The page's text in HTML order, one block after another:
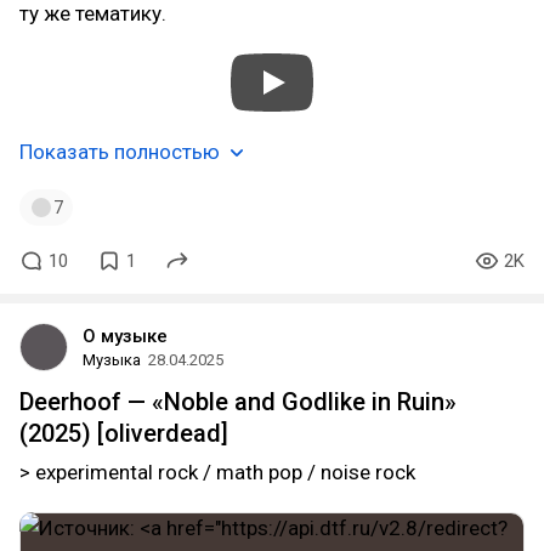
ту же тематику.
Показать полностью
7
10 1 2K
О музыке
Музыка 28.04.2025
Deerhoof — «Noble and Godlike in Ruin»
(2025) [oliverdead]
> experimental rock / math pop / noise rock